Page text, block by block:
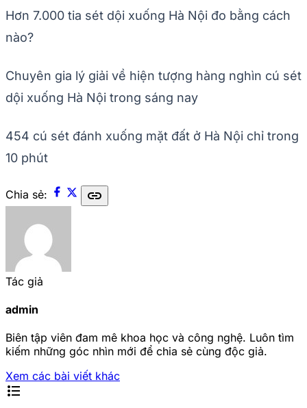
Hơn 7.000 tia sét dội xuống Hà Nội đo bằng cách
nào?
Chuyên gia lý giải về hiện tượng hàng nghìn cú sét
dội xuống Hà Nội trong sáng nay
454 cú sét đánh xuống mặt đất ở Hà Nội chỉ trong
10 phút
Chia sẻ: link
Tác giả
admin
Biên tập viên đam mê khoa học và công nghệ. Luôn tìm
kiếm những góc nhìn mới để chia sẻ cùng độc giả.
Xem các bài viết khác
format_list_bulleted